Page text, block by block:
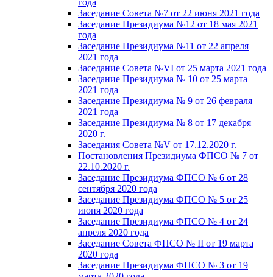
Заседание Совета №7 от 22 июня 2021 года
Заседание Президиума №12 от 18 мая 2021
года
Заседание Президиума №11 от 22 апреля
2021 года
Заседание Совета №VI от 25 марта 2021 года
Заседание Президиума № 10 от 25 марта
2021 года
Заседание Президиума № 9 от 26 февраля
2021 года
Заседание Президиума № 8 от 17 декабря
2020 г.
Заседания Совета №V от 17.12.2020 г.
Постановления Президиума ФПСО № 7 от
22.10.2020 г.
Заседание Президиума ФПСО № 6 от 28
сентября 2020 года
Заседание Президиума ФПСО № 5 от 25
июня 2020 года
Заседание Президиума ФПСО № 4 от 24
апреля 2020 года
Заседание Совета ФПСО № II от 19 марта
2020 года
Заседание Президиума ФПСО № 3 от 19